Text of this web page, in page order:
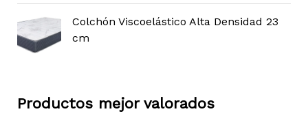
Colchón Viscoelástico Alta Densidad 23
cm
Productos mejor valorados